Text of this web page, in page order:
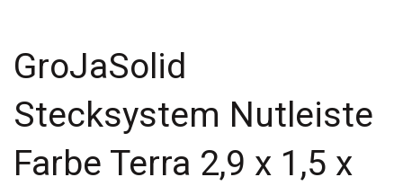
GroJaSolid
Stecksystem Nutleiste
Farbe Terra 2,9 x 1,5 x